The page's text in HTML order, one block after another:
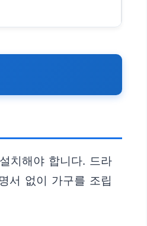
치해야 합니다. 드라
서 없이 가구를 조립